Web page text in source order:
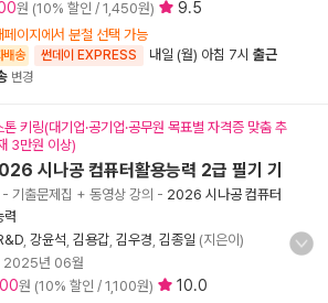
원 (10% 할인 / 1,450원) 9.5
페이지에서 분철 선택 가능
배송 썬데이 EXPRESS 내일 (월) 아침 7시 출근
변경
톤 키링(대기업·공기업·공무원 목표별 자격증 맞춤 추
3만원 이상)
시나공 컴퓨터활용능력 2급 필기 기
- 기출문제집 + 동영상 강의 - 2026 시나공 컴퓨터
력
강윤석 김용갑 김우경 김종일 (지은이)
2025년 06월
원 (10% 할인 / 1,100원) 10.0